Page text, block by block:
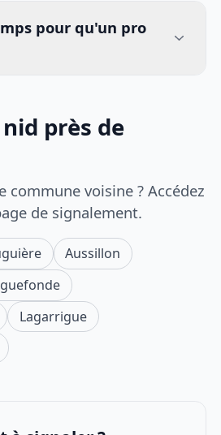
pour qu'un pro
près de
commune voisine ? Accédez
de signalement.
Aussillon
Lagarrigue